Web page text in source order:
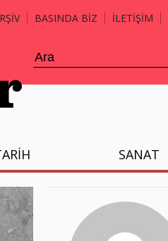
BASINDA BİZ İLETİŞİM
SANAT